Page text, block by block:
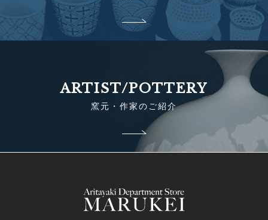
ARTIST/POTTERY
窯元・作家のご紹介